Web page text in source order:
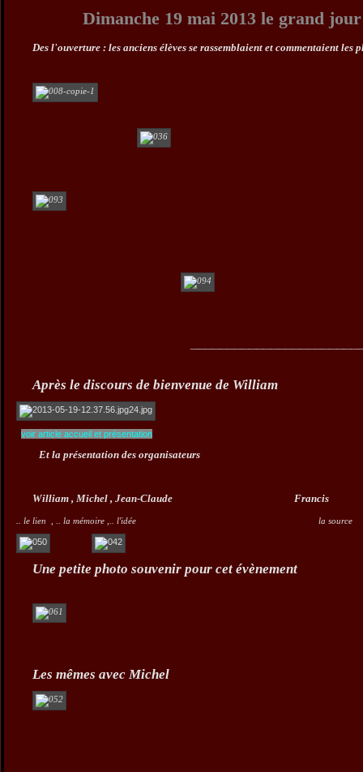
Dimanche 19 mai 2013 le grand jour
Des l'ouverture : les anciens élèves se rassemblaient et commentaient les
Après le discours de bienvenue de William
voir article accueil et présentation
Et la présentation des organisateurs
William , Michel , Jean-Claude
le lien , .. la mémoire ,.. l'idée la source
Une petite photo souvenir pour cet évènement
Les mêmes avec Michel